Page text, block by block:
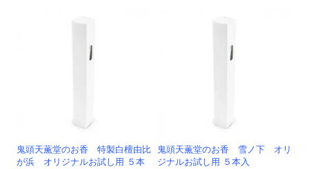
鬼頭天薫堂のお香 特製白檀由比
が浜 オリジナルお試し用 ５本
鬼頭天薫堂のお香 雪ノ下 オリ
ジナルお試し用 ５本入